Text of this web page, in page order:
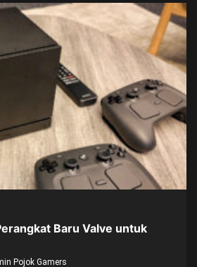
Baru Valve untuk
Pojok Gamers